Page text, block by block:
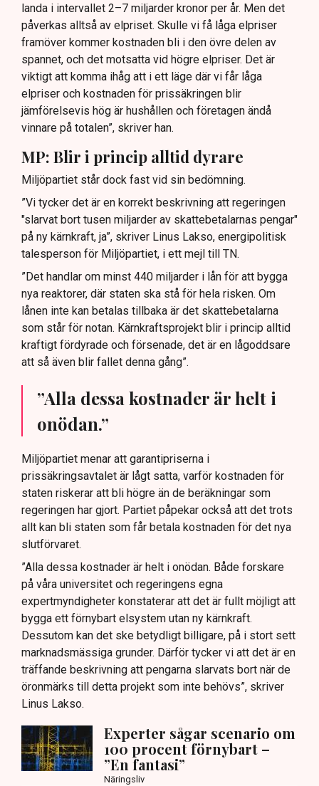
landa i intervallet 2–7 miljarder kronor per år. Men det
påverkas alltså av elpriset. Skulle vi få låga elpriser
framöver kommer kostnaden bli i den övre delen av
spannet, och det motsatta vid högre elpriser. Det är
viktigt att komma ihåg att i ett läge där vi får låga
elpriser och kostnaden för prissäkringen blir
jämförelsevis hög är hushållen och företagen ändå
vinnare på totalen”, skriver han.
MP: Blir i princip alltid dyrare
Miljöpartiet står dock fast vid sin bedömning.
”Vi tycker det är en korrekt beskrivning att regeringen
"slarvat bort tusen miljarder av skattebetalarnas pengar"
på ny kärnkraft, ja”, skriver Linus Lakso, energipolitisk
talesperson för Miljöpartiet, i ett mejl till TN.
”Det handlar om minst 440 miljarder i lån för att bygga
nya reaktorer, där staten ska stå för hela risken. Om
lånen inte kan betalas tillbaka är det skattebetalarna
som står för notan. Kärnkraftsprojekt blir i princip alltid
kraftigt fördyrade och försenade, det är en lågoddsare
att så även blir fallet denna gång”.
”Alla dessa kostnader är helt i
onödan.”
Miljöpartiet menar att garantipriserna i
prissäkringsavtalet är lågt satta, varför kostnaden för
staten riskerar att bli högre än de beräkningar som
regeringen har gjort. Partiet påpekar också att det trots
allt kan bli staten som får betala kostnaden för det nya
slutförvaret.
”Alla dessa kostnader är helt i onödan. Både forskare
på våra universitet och regeringens egna
expertmyndigheter konstaterar att det är fullt möjligt att
bygga ett förnybart elsystem utan ny kärnkraft.
Dessutom kan det ske betydligt billigare, på i stort sett
marknadsmässiga grunder. Därför tycker vi att det är en
träffande beskrivning att pengarna slarvats bort när de
öronmärks till detta projekt som inte behövs”, skriver
Linus Lakso.
Experter sågar scenario om
100 procent förnybart –
”En fantasi”
Näringsliv